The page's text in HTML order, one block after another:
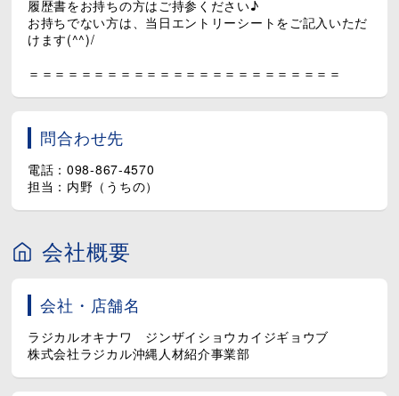
履歴書をお持ちの方はご持参ください♪
お持ちでない方は、当日エントリーシートをご記入いただ
けます(^^)/
＝＝＝＝＝＝＝＝＝＝＝＝＝＝＝＝＝＝＝＝＝＝＝＝
問合わせ先
電話：098-867-4570
担当：内野（うちの）
会社概要
会社・店舗名
ラジカルオキナワ ジンザイショウカイジギョウブ
株式会社ラジカル沖縄人材紹介事業部